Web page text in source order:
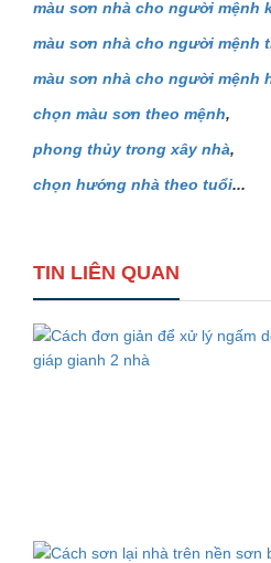
màu sơn nhà cho người mệnh
màu sơn nhà cho người mệnh
màu sơn nhà cho người mệnh
chọn màu sơn theo mệnh,
phong thủy trong xây nhà,
chọn hướng nhà theo tuổi...
TIN LIÊN QUAN